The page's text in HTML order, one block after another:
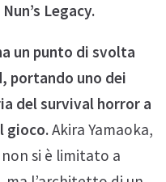
Legacy.
un punto di svolta
portando uno dei
del survival horror a
gioco.Akira Yamaoka,
si è limitato a